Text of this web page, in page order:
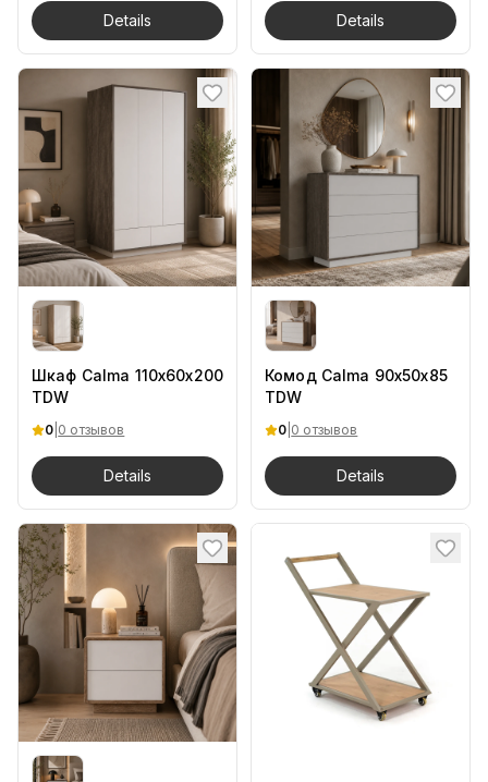
Details Details
Шкаф Calma 110х60х200
TDW
0 0 отзывов
Details
Комод Calma 90x50x85
TDW
0 0 отзывов
Details